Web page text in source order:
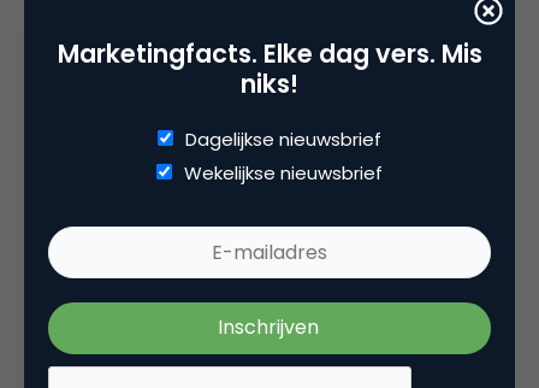
Marketingfacts. Elke dag vers. Mis
niks!
Dagelijkse nieuwsbrief
Wekelijkse nieuwsbrief